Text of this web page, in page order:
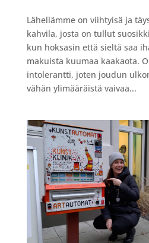
Lähellämme on viihtyisä ja
kahvila, josta on tullut
kun hoksasin että sieltä saa
makuista kuumaa kaakaota.
intolerantti, joten joudun
vähän ylimääräistä vaivaa...